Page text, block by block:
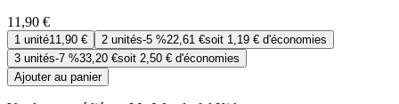
11,90 €
1 unité11,90 € 2 unités-5 %22,61 €soit 1,19 € d'économies
3 unités-7 %33,20 €soit 2,50 € d'économies
Ajouter au panier